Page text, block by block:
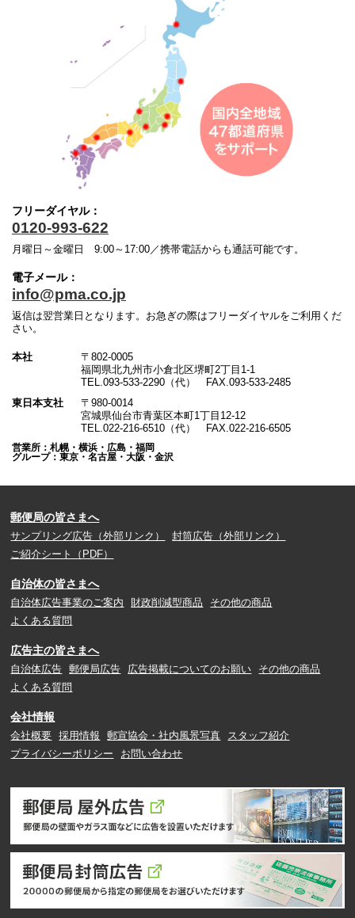
フリーダイヤル：
0120-993-622
月曜日～金曜日 9:00～17:00／携帯電話からも通話可能です。
電子メール：
info@pma.co.jp
返信は翌営業日となります。お急ぎの際はフリーダイヤルをご利用くだ
さい。
本社
〒802-0005
福岡県北九州市小倉北区堺町2丁目1-1
TEL.093-533-2290（代） FAX.093-533-2485
東日本支社
〒980-0014
宮城県仙台市青葉区本町1丁目12-12
TEL.022-216-6510（代） FAX.022-216-6505
営業所：札幌・横浜・広島・福岡
グループ：東京・名古屋・大阪・金沢
郵便局の皆さまへ
サンプリング広告（外部リンク）
封筒広告（外部リンク）
ご紹介シート（PDF）
自治体の皆さまへ
自治体広告事業のご案内 財政削減型商品
その他の商品
よくある質問
広告主の皆さまへ
自治体広告 郵便局広告 広告掲載についてのお願い
その他の商品
よくある質問
会社情報
会社概要 採用情報 郵宣協会・社内風景写真
スタッフ紹介
プライバシーポリシー
お問い合わせ